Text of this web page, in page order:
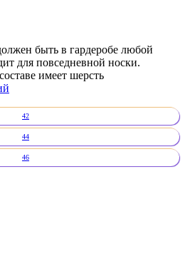
быть в гардеробе любой
для повседневной носки.
имеет шерсть
42
44
46